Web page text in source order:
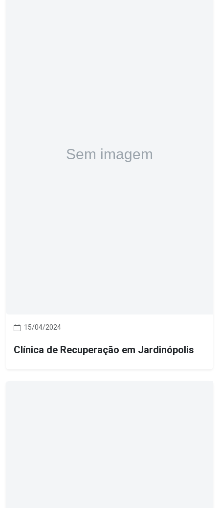
15/04/2024
Clínica de Recuperação em Jardinópolis